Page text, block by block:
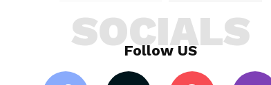
Follow US
SOCIALS